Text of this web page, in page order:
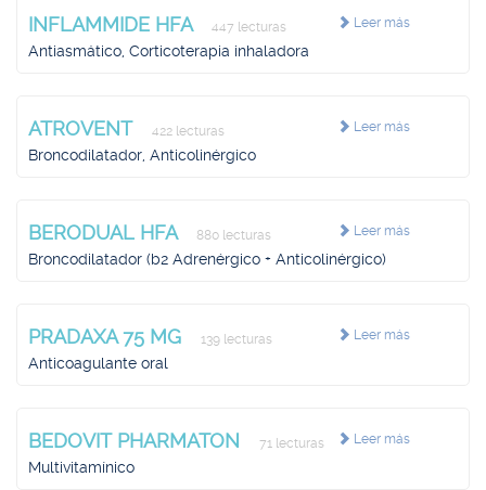
Leer más
INFLAMMIDE HFA 447 lecturas
Antiasmático, Corticoterapia inhaladora
Leer más
ATROVENT 422 lecturas
Broncodilatador, Anticolinérgico
Leer más
BERODUAL HFA 880 lecturas
Broncodilatador (b2 Adrenérgico + Anticolinérgico)
Leer más
PRADAXA 75 MG 139 lecturas
Anticoagulante oral
Leer más
BEDOVIT PHARMATON 71 lecturas
Multivitamínico